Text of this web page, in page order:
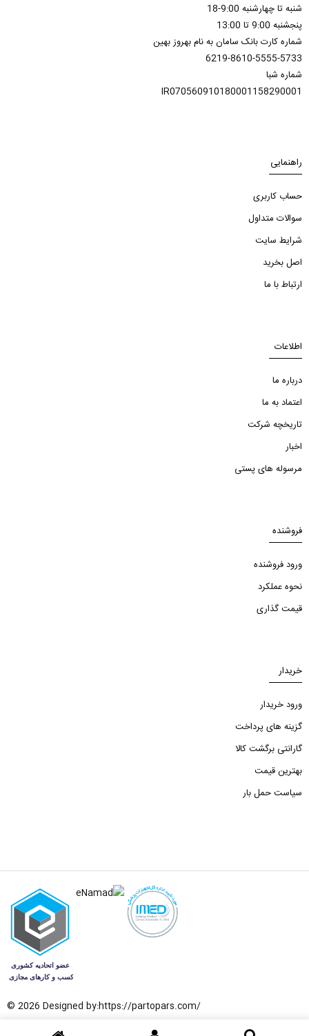
شنبه تا چهارشنبه 9:00-18
پنجشنبه 9:00 تا 13:00
شماره کارت بانک سامان به نام بهروز بهین
6219-8610-5555-5733
شماره شبا
IR070560910180001158290001
راهنمایی
حساب کاربری
سوالات متداول
شرایط سایت
اصل بخرید
ارتباط با ما
اطلاعات
درباره ما
اعتماد به ما
تاریخچه شرکت
اخبار
مرسوله های پستی
فروشنده
ورود فروشنده
نحوه عملکرد
قیمت گذاری
خریدار
ورود خریدار
گزینه های پرداخت
گارانتی برگشت کالا
بهترین قیمت
سیاست حمل بار
© 2026 Designed by:https://partopars.com/